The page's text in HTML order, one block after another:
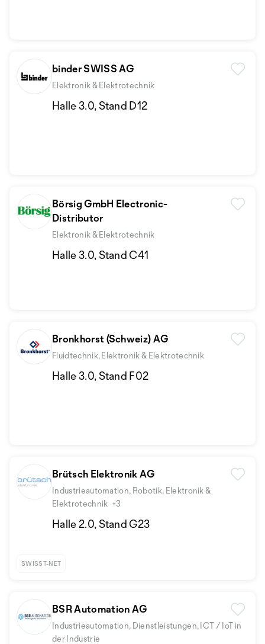
binder SWISS AG
Elektronik & Elektrotechnik
Halle 3.0, Stand D12
Börsig GmbH Electronic-
Distributor
Elektronik & Elektrotechnik
Halle 3.0, Stand C41
Bronkhorst (Schweiz) AG
Fluidtechnik, Elektronik & Elektrotechnik
Halle 3.0, Stand F02
Brütsch Elektronik AG
Industrieautomation, Robotik, Elektronik &
Elektrotechnik +3
Halle 2.0, Stand G23
SWISST-NET
BSR Automation AG
Industrieautomation, Dienstleistungen, ICT / IoT in
der Industrie